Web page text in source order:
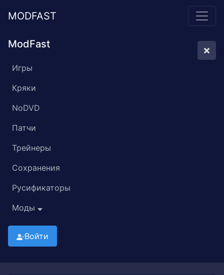
MODFAST
ModFast
Игры
Кряки
NoDVD
Патчи
Трейнеры
Сохранения
Русификаторы
Моды
Войти